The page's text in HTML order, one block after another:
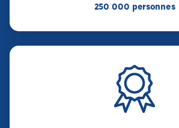
250 000 personnes